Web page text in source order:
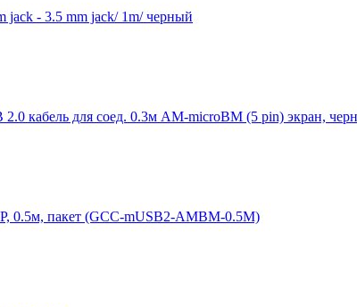
jack - 3.5 mm jack/ 1m/ черный
кабель для соед. 0.3м AM-microBM (5 pin) экран,
0.5м, пакет (GCC-mUSB2-AMBM-0.5M)